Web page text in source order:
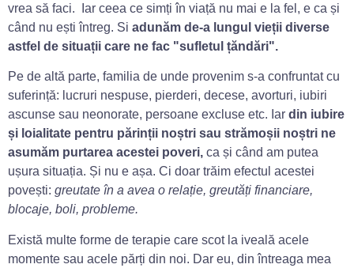
vrea să faci. Iar ceea ce simți în viață nu mai e la fel, e ca și
când nu ești întreg. Si adunăm de-a lungul vieții diverse
astfel de situații care ne fac ʺsufletul țăndăriʺ.
Pe de altă parte, familia de unde provenim s-a confruntat cu
suferință: lucruri nespuse, pierderi, decese, avorturi, iubiri
ascunse sau neonorate, persoane excluse etc. Iar din iubire
și loialitate pentru părinții noștri sau strămoșii noștri ne
asumăm purtarea acestei poveri, ca și când am putea
ușura situația. Și nu e așa. Ci doar trăim efectul acestei
povești: greutate în a avea o relație, greutăți financiare,
blocaje, boli, probleme.
Există multe forme de terapie care scot la iveală acele
momente sau acele părți din noi. Dar eu, din întreaga mea